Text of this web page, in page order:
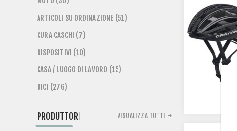
ARTICOLI SU ORDINAZIONE (51)
CURA CASCHI (7)
DISPOSITIVI (10)
CASA / LUOGO DI LAVORO (15)
BICI (276)
PRODUTTORI VISUALIZZA TUTTI